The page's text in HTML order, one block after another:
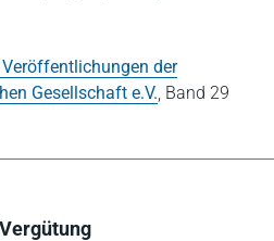
Veröffentlichungen der
Gesellschaft e.V. Band 29